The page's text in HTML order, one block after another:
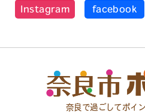
Instagram facebook
奈良で過ごしてポイ